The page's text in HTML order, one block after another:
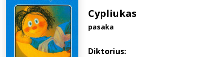
Cypliukas
pasaka
Diktorius: